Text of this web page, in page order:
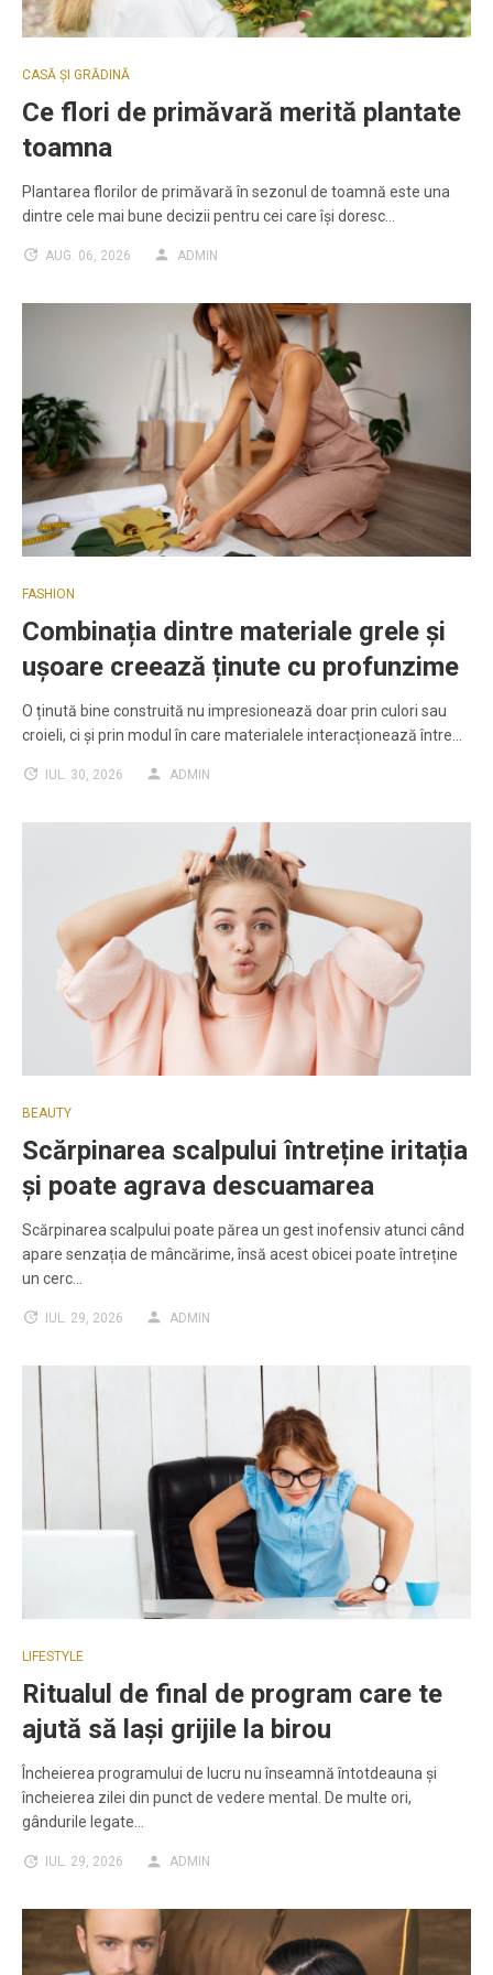
CASĂ ȘI GRĂDINĂ
Ce flori de primăvară merită plantate
toamna
Plantarea florilor de primăvară în sezonul de toamnă este una
dintre cele mai bune decizii pentru cei care își doresc…
AUG. 06, 2026 ADMIN
FASHION
Combinația dintre materiale grele și
ușoare creează ținute cu profunzime
O ținută bine construită nu impresionează doar prin culori sau
croieli, ci și prin modul în care materialele interacționează între…
IUL. 30, 2026 ADMIN
BEAUTY
Scărpinarea scalpului întreține iritația
și poate agrava descuamarea
Scărpinarea scalpului poate părea un gest inofensiv atunci când
apare senzația de mâncărime, însă acest obicei poate întreține
un cerc…
IUL. 29, 2026 ADMIN
LIFESTYLE
Ritualul de final de program care te
ajută să lași grijile la birou
Încheierea programului de lucru nu înseamnă întotdeauna și
încheierea zilei din punct de vedere mental. De multe ori,
gândurile legate…
IUL. 29, 2026 ADMIN